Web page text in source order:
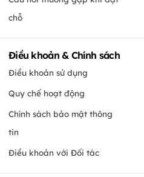
chỗ
Điều khoản & Chính sách
Điều khoản sử dụng
Quy chế hoạt động
Chính sách bảo mật thông
tin
Điều khoản với Đối tác